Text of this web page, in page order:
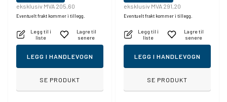
eksklusiv MVA 205,60
Eventuelt frakt kommer i tillegg.
Legg til i
liste
Lagre til
senere
LEGG I HANDLEVOGN
SE PRODUKT
eksklusiv MVA 291,20
Eventuelt frakt kommer i tillegg.
Legg til i
liste
Lagre til
senere
LEGG I HANDLEVOGN
SE PRODUKT